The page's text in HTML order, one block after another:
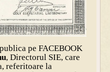
pe FACEBOOK
, Directorul SIE, care
referitoare la